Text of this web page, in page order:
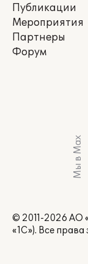
Публикации
Мероприятия
Партнеры
Форум
Мы в Max
© 2011-2026 АО
«1С»). Все